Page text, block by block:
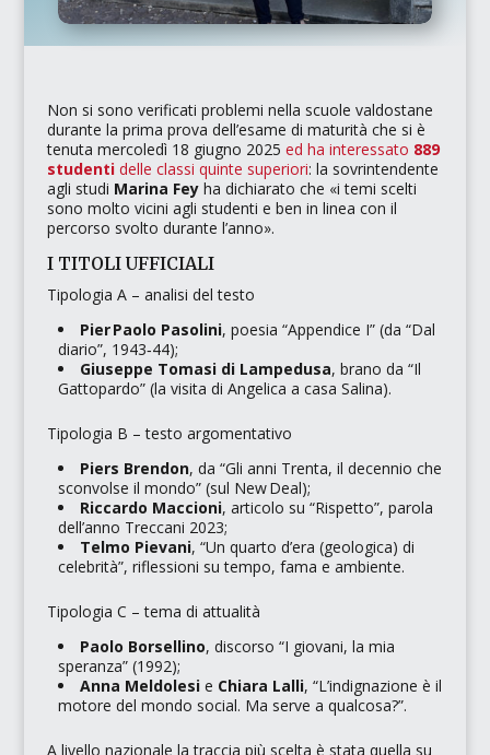
Non si sono verificati problemi nella scuole valdostane
durante la prima prova dell’esame di maturità che si è
tenuta mercoledì 18 giugno 2025 ed ha interessato 889
studentidelle classi quinte superiori: la sovrintendente
agli studi Marina Feyha dichiarato che «i temi scelti
sono molto vicini agli studenti e ben in linea con il
percorso svolto durante l’anno».
I TITOLI UFFICIALI
Tipologia A – analisi del testo
Pier Paolo Pasolini, poesia “Appendice I”(da “Dal
diario”, 1943‑44);
Giuseppe Tomasi di Lampedusa, brano da “Il
Gattopardo”(la visita di Angelica a casa Salina).
Tipologia B – testo argomentativo
Piers Brendon, da “Gli anni Trenta, il decennio che
sconvolse il mondo”(sul New Deal);
Riccardo Maccioni, articolo su “Rispetto”, parola
dell’anno Treccani 2023;
Telmo Pievani, “Un quarto d’era (geologica) di
celebrità”, riflessioni su tempo, fama e ambiente.
Tipologia C – tema di attualità
Paolo Borsellino, discorso “I giovani, la mia
speranza”(1992);
Anna Meldolesie Chiara Lalli, “L’indignazione è il
motore del mondo social. Ma serve a qualcosa?”.
A livello nazionale la traccia più scelta è stata quella su